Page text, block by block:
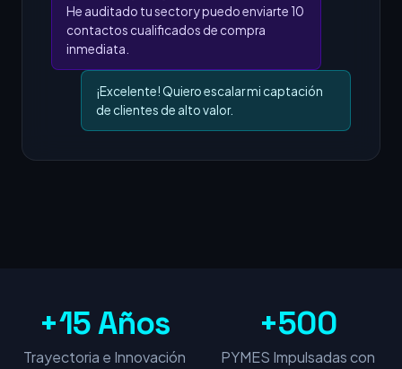
He auditado tu sector y puedo enviarte 10
contactos cualificados de compra
inmediata.
¡Excelente! Quiero escalar mi captación
de clientes de alto valor.
+15 Años
Trayectoria e Innovación
+500
PYMES Impulsadas con